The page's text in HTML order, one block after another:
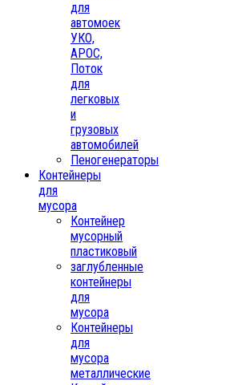
для
автомоек
УКО,
АРОС,
Поток
для
легковых
и
грузовых
автомобилей
Пеногенераторы
Контейнеры
для
мусора
Контейнер
мусорный
пластиковый
заглубленные
контейнеры
для
мусора
Контейнеры
для
мусора
металлические